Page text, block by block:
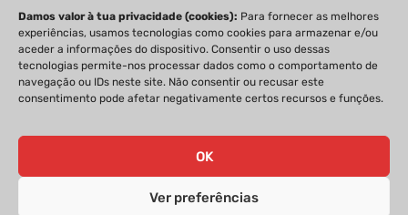
Damos valor à tua privacidade (cookies): Para fornecer as melhores
experiências, usamos tecnologias como cookies para armazenar e/ou
aceder a informações do dispositivo. Consentir o uso dessas
tecnologias permite-nos processar dados como o comportamento de
navegação ou IDs neste site. Não consentir ou recusar este
consentimento pode afetar negativamente certos recursos e funções.
OK
Ver preferências
PRIVACIDADE FICHA TÉCNICA
ESTATUTO EDITORIAL